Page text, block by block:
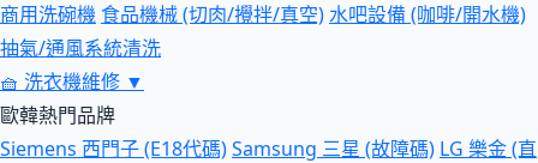
商用洗碗機 食品機械 (切肉/攪拌/真空)水吧設備 (咖啡/開水機)
抽氣/通風系統清洗
🧺 洗衣機維修 ▼
歐韓熱門品牌
Siemens 西門子 (E18代碼)Samsung 三星 (故障碼) LG 樂金 (直